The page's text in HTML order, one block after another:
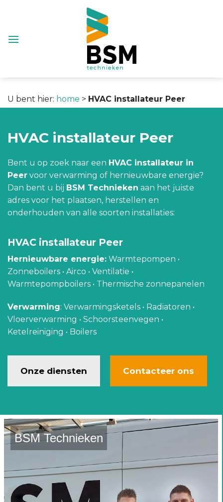
U bent hier: home > HVAC installateur Peer
HVAC installateur Peer
Bent u op zoek naar een HVAC installateur in
Peer voor verwarming of hernieuwbare energie?
Dan bent u bij BSM Technieken aan het juiste
adres voor het plaatsen, herstellen en
onderhouden van alle soorten installaties:
HVAC installateur Peer
Hernieuwbare energie: Warmtepompen •
Zonneboilers • Airco • Ventilatie •
Warmtepompboilers • Thermische zonnepanelen
Verwarming: Verwarmingsketels • Radiatoren •
Vloerverwarming • Schoorsteenvegen •
Ketelreiniging • Boilers
Onze diensten Contacteer ons
BSM Technieken